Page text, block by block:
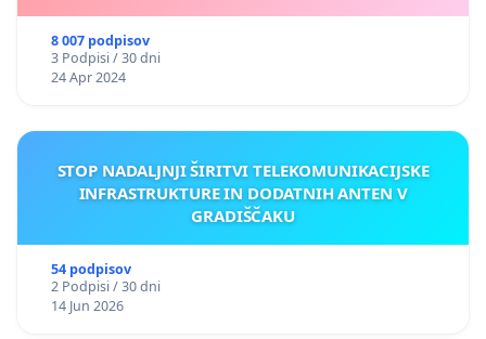
8 007 podpisov
3 Podpisi / 30 dni
24 Apr 2024
STOP NADALJNJI ŠIRITVI TELEKOMUNIKACIJSKE
INFRASTRUKTURE IN DODATNIH ANTEN V
GRADIŠČAKU
54 podpisov
2 Podpisi / 30 dni
14 Jun 2026